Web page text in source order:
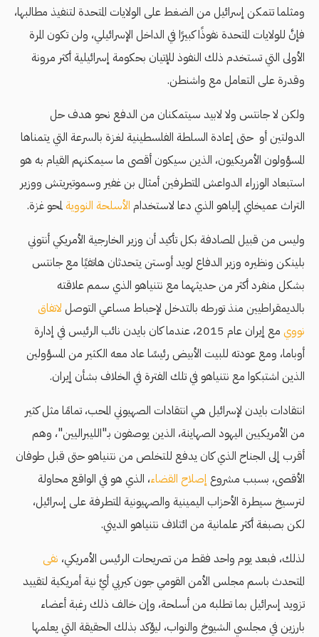
ومثلما تتمكن إسرائيل من الضغط على الولايات المتحدة لتنفيذ مطالبها،
فإنَّ للولايات المتحدة نفوذًا كبيرًا في الداخل الإسرائيلي، ولن تكون المرة
الأولى التي تستخدم ذلك النفوذ للإتيان بحكومة إسرائيلية أكثر مرونة
وقدرة على التعامل مع واشنطن.
ولكن لا جانتس ولا لابيد سيتمكنان من الدفع نحو هدف حل
الدولتين أو حتى إعادة السلطة الفلسطينية لغزة بالسرعة التي يتمناها
المسؤولون الأمريكيون، الذين سيكون أقصى ما سيمكنهم القيام به هو
استبعاد الوزراء الدواعش المتطرفين أمثال بن غفير وسموتيريتش ووزير
التراث عميخاي إلياهو الذي دعا لاستخدام الأسلحة النووية لمحو غزة.
وليس من قبيل المصادفة بكل تأكيد أن وزير الخارجية الأمريكي أنتوني
بلينكن ونظيره وزير الدفاع لويد أوستن يتحدثان هاتفيًا مع جانتس
بشكل منفرد أكثر من حديثهما مع نتنياهو الذي سمم علاقته
بالديمقراطيين منذ تورطه بالتدخل لإحباط مساعي التوصل لاتفاق
نووي
مع إيران عام 2015، عندما كان بايدن نائب الرئيس في إدارة
أوباما، ومع عودته للبيت الأبيض رئيسًا عاد معه الكثير من المسؤولين
الذين اشتبكوا مع نتنياهو في تلك الفترة في الخلاف بشأن إيران.
انتقادات بايدن لإسرائيل هي انتقادات الصهيوني المحب، تمامًا مثل كثير
من الأمريكيين اليهود الصهاينة، الذين يوصفون بـ"الليبراليين"، وهم
أقرب إلى الجناح الذي كان يدفع للتخلص من نتنياهو حتى قبل طوفان
الأقصى، بسبب مشروع إصلاح القضاء، الذي هو في الواقع محاولة
لترسيخ سيطرة الأحزاب اليمينية والصهيونية المتطرفة على إسرائيل،
لكن بصبغة أكثر علمانية من ائتلاف نتنياهو الديني.
لذلك، فبعد يوم واحد فقط من تصريحات الرئيس الأمريكي، نفى
المتحدث باسم مجلس الأمن القومي جون كيربي أيَّ نية أمريكية لتقييد
تزويد إسرائيل بما تطلبه من أسلحة، وإن خالف ذلك رغبة أعضاء
بارزين في مجلسي الشيوخ والنواب، ليؤكد بذلك الحقيقة التي يعلمها